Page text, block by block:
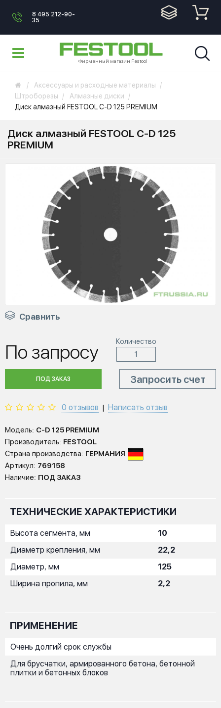
8 495 212-90-
35
Фирменный магазин Festool
Аксессуары и расходные материалы
Штроборезы
Алмазные диски
Диск алмазный FESTOOL C-D 125 PREMIUM
Диск алмазный FESTOOL C-D 125
PREMIUM
Сравнить
По запросу Количество
ПОД ЗАКАЗ Запросить счет
0 отзывов Написать отзыв
Модель: C-D 125 PREMIUM
Производитель: FESTOOL
Страна производства: ГЕРМАНИЯ
Артикул: 769158
Наличие: ПОД ЗАКАЗ
ТЕХНИЧЕСКИЕ ХАРАКТЕРИСТИКИ
Высота сегмента, мм
10
Диаметр крепления, мм
22,2
Диаметр, мм
125
Ширина пропила, мм
2,2
ПРИМЕНЕНИЕ
Очень долгий срок службы
Для брусчатки, армированного бетона, бетонной
плитки и бетонных блоков